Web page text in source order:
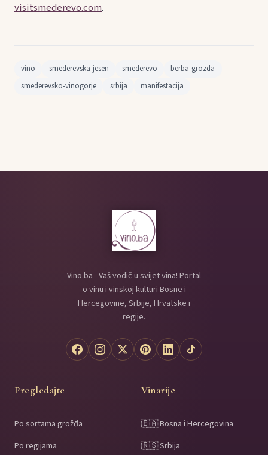
visitsmederevo.com.
vino smederevska-jesen smederevo
berba-grozda
smederevsko-vinogorje
srbija manifestacija
Vino.ba - Vaš vodič u svijet vina! Portal
o vinu i vinskoj kulturi Bosne i
Hercegovine, Srbije, Hrvatske i
regije.
Pregledajte
Po sortama grožđa
Po regijama
Vinarije
🇧🇦 Bosna i Hercegovina
🇷🇸 Srbija